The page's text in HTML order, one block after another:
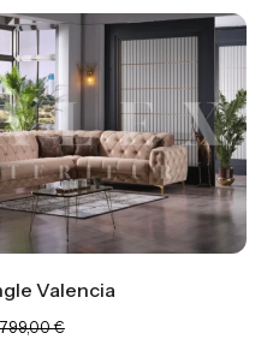
Valencia
799,00€